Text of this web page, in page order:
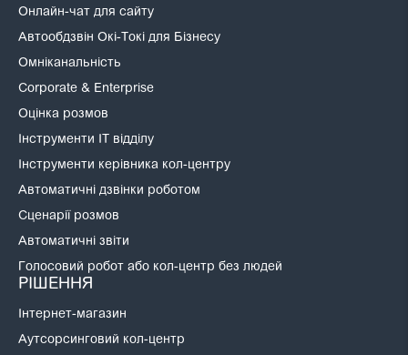
Онлайн-чат для сайту
Автообдзвін Окі-Токі для Бізнесу
Омніканальність
Corporate & Enterprise
Оцінка розмов
Інструменти IT відділу
Інструменти керівника кол-центру
Автоматичні дзвінки роботом
Сценарії розмов
Автоматичні звіти
Голосовий робот або кол-центр без людей
РІШЕННЯ
Інтернет-магазин
Аутсорсинговий кол-центр